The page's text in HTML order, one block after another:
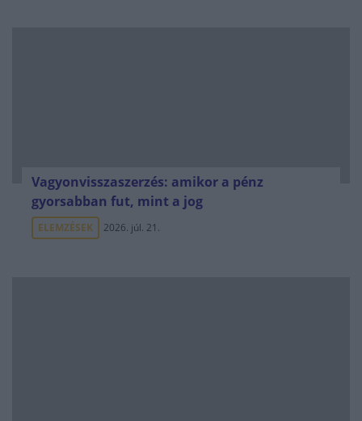
Vagyonvisszaszerzés: amikor a pénz
gyorsabban fut, mint a jog
ELEMZÉSEK 2026. júl. 21.